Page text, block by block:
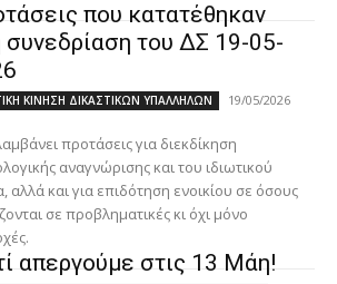
που κατατέθηκαν
συνεδρίαση του ΔΣ 19-05-
ΚΙΝΗΣΗ ΔΙΚΑΣΤΙΚΩΝ ΥΠΑΛΛΗΛΩΝ 19/05/2026
προτάσεις για διεκδίκηση
αναγνώρισης και του ιδιωτικού
αλλά και για επιδότηση ενοικίου σε όσους
σε προβληματικές κι όχι μόνο
απεργούμε στις 13 Μάη!